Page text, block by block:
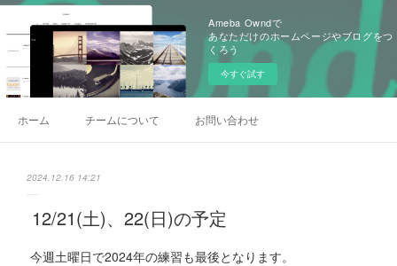
Ameba Owndで
あなただけのホームページやブログをつ
くろう
今すぐ試す
ホーム チームについて お問い合わせ
2024.12.16 14:21
12/21(土)、22(日)の予定
今週土曜日で2024年の練習も最後となります。